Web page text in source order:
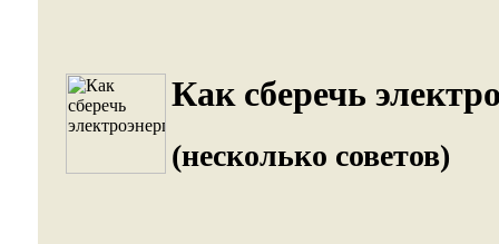
Как сберечь
(несколько советов)